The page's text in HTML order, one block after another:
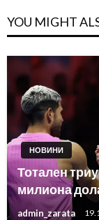
YOU MIGHT
НОВИНИ
Тотален
милиона
admin_zarata